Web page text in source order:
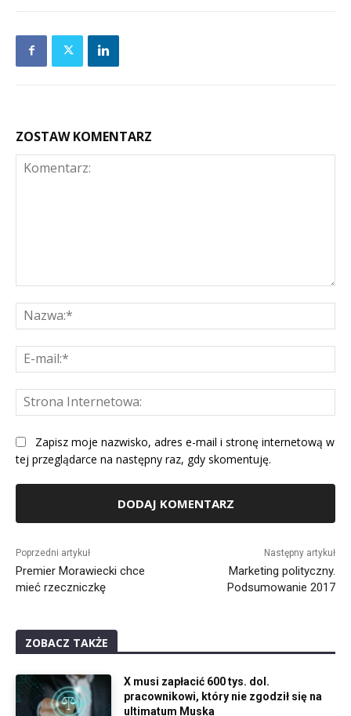
ZOSTAW KOMENTARZ
Zapisz moje nazwisko, adres e-mail i stronę internetową w
tej przeglądarce na następny raz, gdy skomentuję.
Poprzedni artykuł
Premier Morawiecki chce
mieć rzeczniczkę
Następny artykuł
Marketing polityczny.
Podsumowanie 2017
ZOBACZ TAKŻE
X musi zapłacić 600 tys. dol.
pracownikowi, który nie zgodził się na
ultimatum Muska